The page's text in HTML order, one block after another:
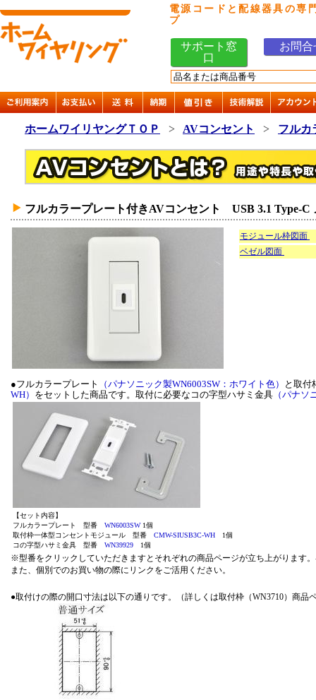
電源コードと配線器具の専
プ
サポート窓
口
お問合
ホームワイリヤングＴＯＰ > AVコンセント > フルカ
フルカラープレート付きAVコンセント USB 3.1 Type-C
モジュール枠図面
ベゼル図面
●フルカラープレート （パナソニック製WN6003SW：ホワイト色）
と取付
WH） をセットした商品です。取付に必要なコの字型ハサミ金具 （パナソ
【セット内容】
フルカラープレート 型番 WN6003SW1個
取付枠一体型コンセントモジュール 型番 CMW-SIUSB3C-WH 1個
コの字型ハサミ金具 型番 WN39929 1個
※型番をクリックしていただきますとそれぞれの商品ページが立ち上がります
また、個別でのお買い物の際にリンクをご活用ください。
●取付けの際の開口寸法は以下の通りです。（詳しくは取付枠（WN3710）商品